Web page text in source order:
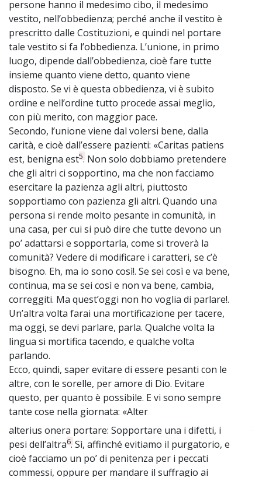
persone hanno il medesimo cibo, il medesimo
vestito, nell’obbedienza; perché anche il vestito è
prescritto dalle Costituzioni, e quindi nel portare
tale vestito si fa l’obbedienza. L’unione, in primo
luogo, dipende dall’obbedienza, cioè fare tutte
insieme quanto viene detto, quanto viene
disposto. Se vi è questa obbedienza, vi è subito
ordine e nell’ordine tutto procede assai meglio,
con più merito, con maggior pace.
Secondo, l’unione viene dal volersi bene, dalla
carità, e cioè dall’essere pazienti: «Caritas patiens
est, benigna est5. Non solo dobbiamo pretendere
che gli altri ci sopportino, ma che non facciamo
esercitare la pazienza agli altri, piuttosto
sopportiamo con pazienza gli altri. Quando una
persona si rende molto pesante in comunità, in
una casa, per cui si può dire che tutte devono un
po’ adattarsi e sopportarla, come si troverà la
comunità? Vedere di modificare i caratteri, se c’è
bisogno. Eh, ma io sono così!. Se sei così e va bene,
continua, ma se sei così e non va bene, cambia,
correggiti. Ma quest’oggi non ho voglia di parlare!.
Un’altra volta farai una mortificazione per tacere,
ma oggi, se devi parlare, parla. Qualche volta la
lingua si mortifica tacendo, e qualche volta
parlando.
Ecco, quindi, saper evitare di essere pesanti con le
altre, con le sorelle, per amore di Dio. Evitare
questo, per quanto è possibile. E vi sono sempre
tante cose nella giornata: «Alter
alterius onera portare: Sopportare una i difetti, i
pesi dell’altra6. Sì, affinché evitiamo il purgatorio, e
cioè facciamo un po’ di penitenza per i peccati
commessi, oppure per mandare il suffragio ai